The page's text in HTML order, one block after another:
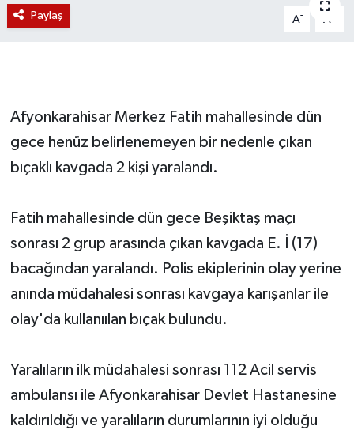
Paylaş A- A
Afyonkarahisar Merkez Fatih mahallesinde dün
gece henüz belirlenemeyen bir nedenle çıkan
bıçaklı kavgada 2 kişi yaralandı.
Fatih mahallesinde dün gece Beşiktaş maçı
sonrası 2 grup arasında çıkan kavgada E. İ (17)
bacağından yaralandı. Polis ekiplerinin olay yerine
anında müdahalesi sonrası kavgaya karışanlar ile
olay'da kullanıılan bıçak bulundu.
Yaralıların ilk müdahalesi sonrası 112 Acil servis
ambulansı ile Afyonkarahisar Devlet Hastanesine
kaldırıldığı ve yaralıların durumlarının iyi olduğu
Etkinlikler